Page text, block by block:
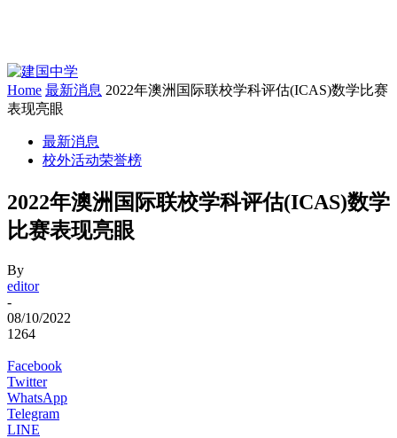
Home 最新消息 2022年澳洲国际联校学科评估(ICAS)数学比赛
表现亮眼
最新消息
校外活动荣誉榜
2022年澳洲国际联校学科评估(ICAS)数学
比赛表现亮眼
By
editor
-
08/10/2022
1264
Facebook
Twitter
WhatsApp
Telegram
LINE